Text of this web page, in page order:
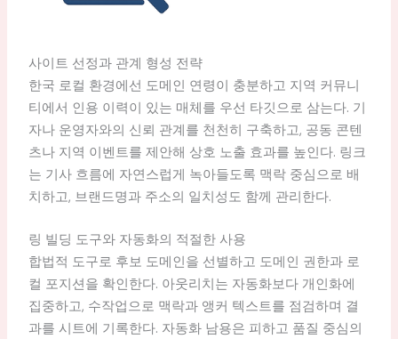
사이트 선정과 관계 형성 전략
한국 로컬 환경에선 도메인 연령이 충분하고 지역 커뮤니
티에서 인용 이력이 있는 매체를 우선 타깃으로 삼는다. 기
자나 운영자와의 신뢰 관계를 천천히 구축하고, 공동 콘텐
츠나 지역 이벤트를 제안해 상호 노출 효과를 높인다. 링크
는 기사 흐름에 자연스럽게 녹아들도록 맥락 중심으로 배
치하고, 브랜드명과 주소의 일치성도 함께 관리한다.
링 빌딩 도구와 자동화의 적절한 사용
합법적 도구로 후보 도메인을 선별하고 도메인 권한과 로
컬 포지션을 확인한다. 아웃리치는 자동화보다 개인화에
집중하고, 수작업으로 맥락과 앵커 텍스트를 점검하며 결
과를 시트에 기록한다. 자동화 남용은 피하고 품질 중심의